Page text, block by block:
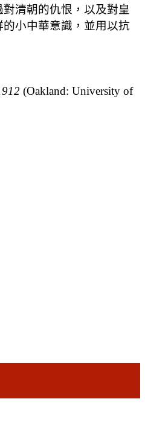
清朝的仇恨，以及對皇
小中華意識，並用以抗
(Oakland: University of